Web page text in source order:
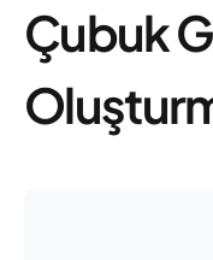
Çubuk